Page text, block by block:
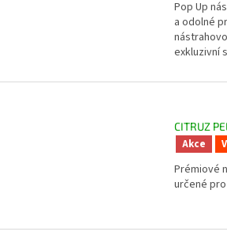
Pop Up
a odolné
exkluzivní
CITRUZ
Akce
Prémiové
určené